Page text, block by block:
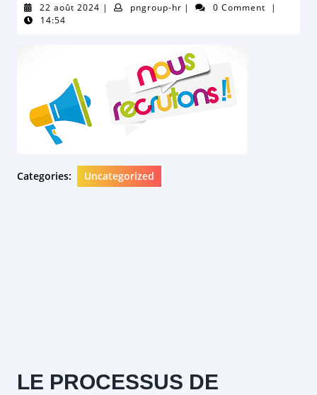
22 août 2024 22| pngroup-hrpngroup-
| 0 Comment
|
14:54
Categories: Uncategorized
LE PROCESSUS DE